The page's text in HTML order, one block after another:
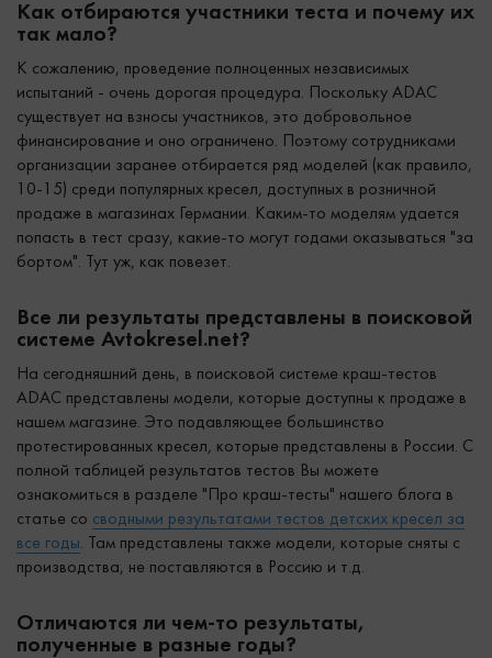
Как отбираются участники теста и почему их
так мало?
К сожалению, проведение полноценных независимых
испытаний - очень дорогая процедура. Поскольку ADAC
существует на взносы участников, это добровольное
финансирование и оно ограничено. Поэтому сотрудниками
организации заранее отбирается ряд моделей (как правило,
10-15) среди популярных кресел, доступных в розничной
продаже в магазинах Германии. Каким-то моделям удается
попасть в тест сразу, какие-то могут годами оказываться "за
бортом". Тут уж, как повезет.
Все ли результаты представлены в поисковой
системе Avtokresel.net?
На сегодняшний день, в поисковой системе краш-тестов
ADAC представлены модели, которые доступны к продаже в
нашем магазине. Это подавляющее большинство
протестированных кресел, которые представлены в России. С
полной таблицей результатов тестов Вы можете
ознакомиться в разделе "Про краш-тесты" нашего блога в
статье со сводными результатами тестов детских кресел за
все годы. Там представлены также модели, которые сняты с
производства, не поставляются в Россию и т.д.
Отличаются ли чем-то результаты,
полученные в разные годы?